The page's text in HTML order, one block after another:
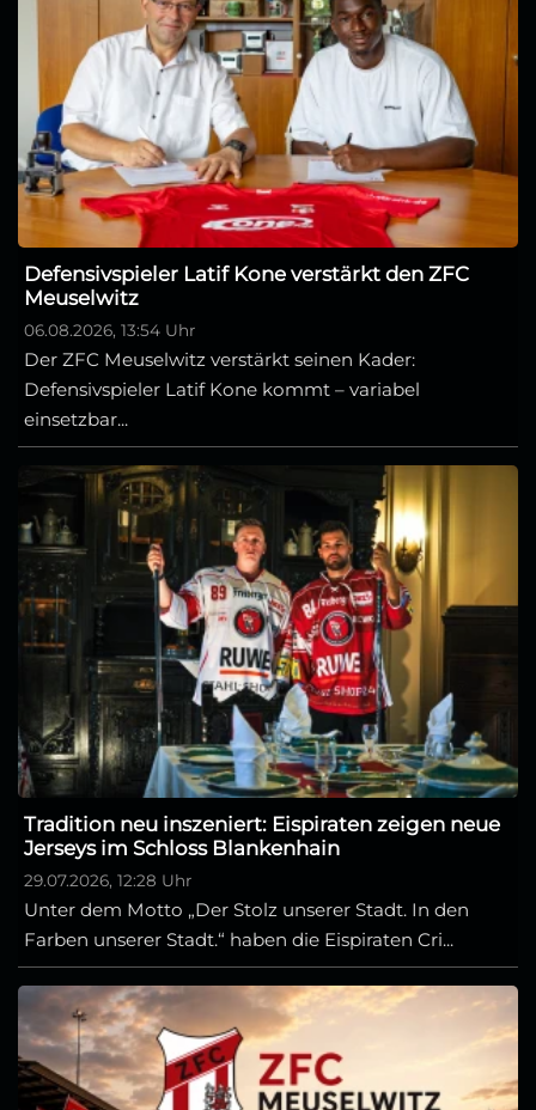
Defensivspieler Latif Kone verstärkt den ZFC
Meuselwitz
06.08.2026, 13:54 Uhr
Der ZFC Meuselwitz verstärkt seinen Kader:
Defensivspieler Latif Kone kommt – variabel
einsetzbar...
Tradition neu inszeniert: Eispiraten zeigen neue
Jerseys im Schloss Blankenhain
29.07.2026, 12:28 Uhr
Unter dem Motto „Der Stolz unserer Stadt. In den
Farben unserer Stadt.“ haben die Eispiraten Cri...